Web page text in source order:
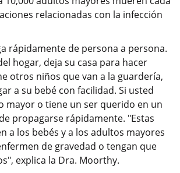
relacionadas con la infección
rápidamente de persona a persona.
hogar, deja su casa para hacer
otros niños que van a la guardería,
a su bebé con facilidad. Si usted
mayor o tiene un ser querido en un
propagarse rápidamente. "Estas
a los bebés y a los adultos mayores
de gravedad o tengan que
explica la Dra. Moorthy.